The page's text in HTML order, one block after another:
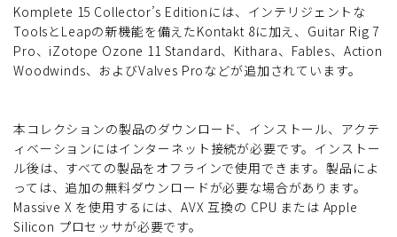
Komplete 15 Collector’s Editionには、インテリジェントな
ToolsとLeapの新機能を備えたKontakt 8に加え、Guitar Rig 7
Pro、iZotope Ozone 11 Standard、Kithara、Fables、Action
Woodwinds、およびValves Proなどが追加されています。
本コレクションの製品のダウンロード、インストール、アクテ
ィベーションにはインターネット接続が必要です。インストー
ル後は、すべての製品をオフラインで使用できます。製品によ
っては、追加の無料ダウンロードが必要な場合があります。
Massive X を使用するには、AVX 互換の CPU または Apple
Silicon プロセッサが必要です。